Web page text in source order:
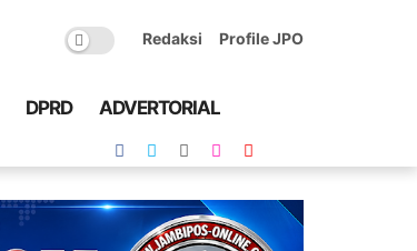
Redaksi Profile JPO
DPRD ADVERTORIAL